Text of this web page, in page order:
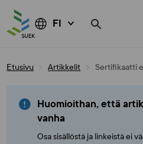
FI
Etusivu Artikkelit Sertifikaatti
Huomioithan, että
vanha
Osa sisällöstä ja linkeistä ei